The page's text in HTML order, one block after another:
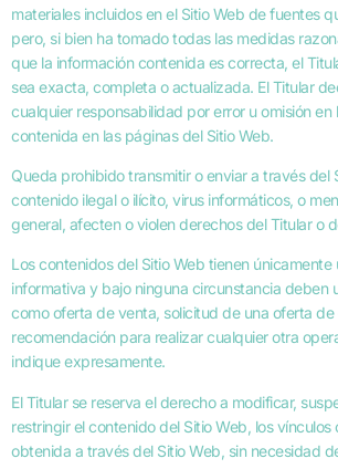
materiales incluidos en el Sitio Web de fuentes
pero, si bien ha tomado todas las medidas
que la información contenida es correcta, el
sea exacta, completa o actualizada. El Titular
cualquier responsabilidad por error u omisión en
contenida en las páginas del Sitio Web.
Queda prohibido transmitir o enviar a través del
contenido ilegal o ilícito, virus informáticos, o
general, afecten o violen derechos del Titular o
Los contenidos del Sitio Web tienen únicamente
informativa y bajo ninguna circunstancia deben
como oferta de venta, solicitud de una oferta de
recomendación para realizar cualquier otra
indique expresamente.
El Titular se reserva el derecho a modificar,
restringir el contenido del Sitio Web, los vínculos
obtenida a través del Sitio Web, sin necesidad